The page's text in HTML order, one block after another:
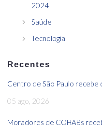
2024
Saúde
Tecnologia
Recentes
Centro de São Paulo recebe
05 ago, 2026
Moradores de COHABs